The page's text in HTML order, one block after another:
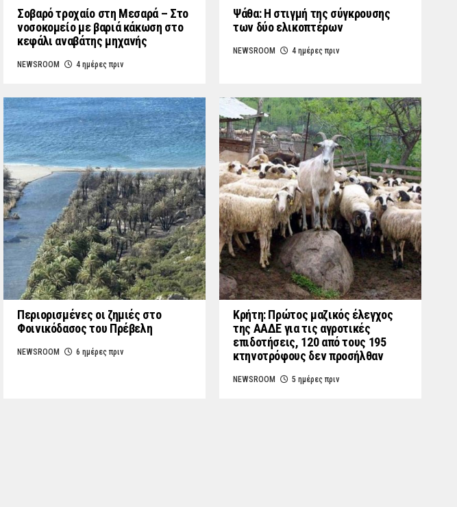
Σοβαρό τροχαίο στη Μεσαρά – Στο
νοσοκομείο με βαριά κάκωση στο
κεφάλι αναβάτης μηχανής
NEWSROOM 4 ημέρες πριν
Ψάθα: Η στιγμή της σύγκρουσης
των δύο ελικοπτέρων
NEWSROOM 4 ημέρες πριν
Περιορισμένες οι ζημιές στο
Φοινικόδασος του Πρέβελη
NEWSROOM 6 ημέρες πριν
Κρήτη: Πρώτος μαζικός έλεγχος
της ΑΑΔΕ για τις αγροτικές
επιδοτήσεις, 120 από τους 195
κτηνοτρόφους δεν προσήλθαν
NEWSROOM 5 ημέρες πριν